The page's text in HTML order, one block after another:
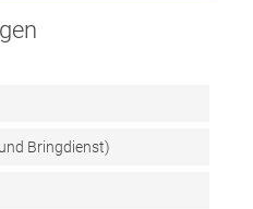
Bringdienst)